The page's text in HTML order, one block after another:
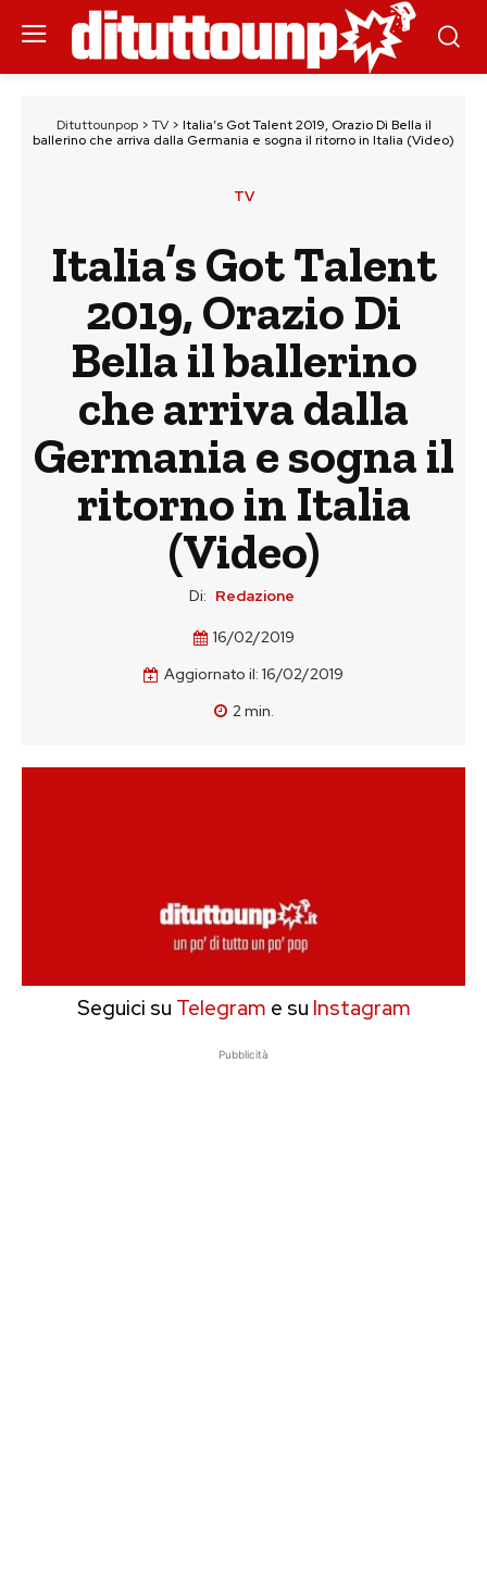
Dituttounpop> TV> Italia’s Got Talent 2019, Orazio Di Bella il
ballerino che arriva dalla Germania e sogna il ritorno in Italia (Video)
TV
Italia’s Got Talent
2019, Orazio Di
Bella il ballerino
che arriva dalla
Germania e sogna il
ritorno in Italia
(Video)
Di: Redazione
16/02/2019
Aggiornato il: 16/02/2019
2min.
Seguici su Telegram e su Instagram
Pubblicità